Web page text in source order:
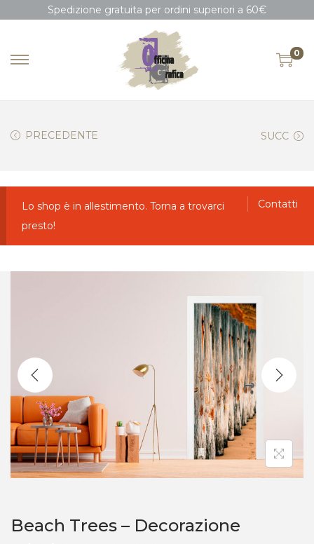
Spedizione gratuita per ordini superiori a 60€
0
PRECEDENTE SUCC
Contatti
Lo shop è in allestimento. Torna a trovarci
presto!
Beach Trees – Decorazione